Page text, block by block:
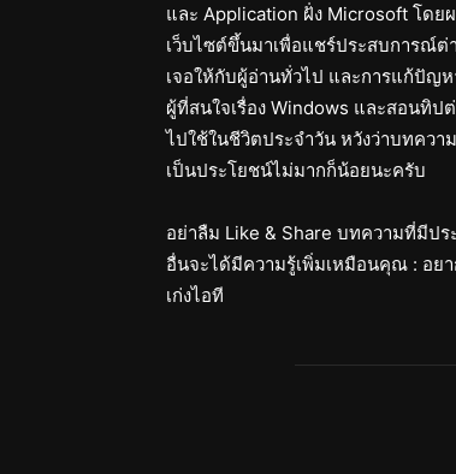
และ Application ฝั่ง Microsoft โดย
เว็บไซต์ขึ้นมาเพื่อแชร์ประสบการณ์ต่
เจอให้กับผู้อ่านทั่วไป และการแก้ปัญห
ผู้ที่สนใจเรื่อง Windows และสอนทิปต่
ไปใช้ในชีวิตประจำวัน หวังว่าบทควา
เป็นประโยชน์ไม่มากก็น้อยนะครับ
อย่าลืม Like & Share บทความที่มีปร
อื่นจะได้มีความรู้เพิ่มเหมือนคุณ : อย
เก่งไอที